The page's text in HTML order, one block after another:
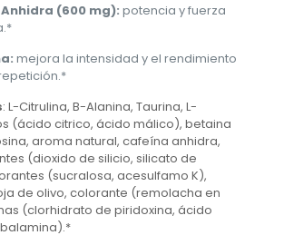
(600 mg): potencia y fuerza
mejora la intensidad y el rendimiento
: L-Citrulina, B-Alanina, Taurina, L-
(ácido citrico, ácido málico), betaina
aroma natural, cafeína anhidra,
(dioxido de silicio, silicato de
(sucralosa, acesulfamo K),
de olivo, colorante (remolacha en
(clorhidrato de piridoxina, ácido